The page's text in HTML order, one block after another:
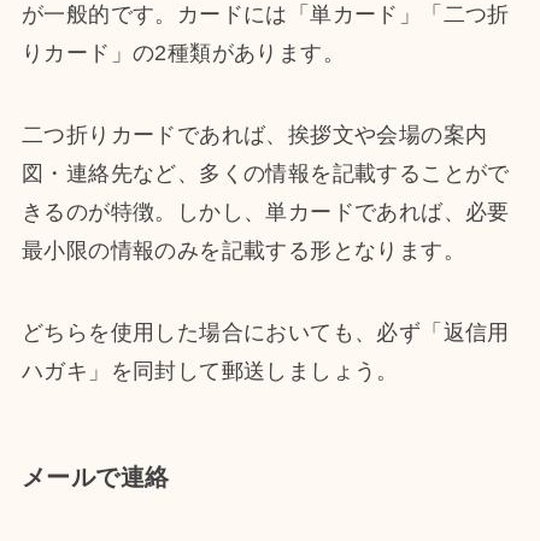
が一般的です。カードには「単カード」「二つ折
りカード」の2種類があります。
二つ折りカードであれば、挨拶文や会場の案内
図・連絡先など、多くの情報を記載することがで
きるのが特徴。しかし、単カードであれば、必要
最小限の情報のみを記載する形となります。
どちらを使用した場合においても、必ず「返信用
ハガキ」を同封して郵送しましょう。
メールで連絡